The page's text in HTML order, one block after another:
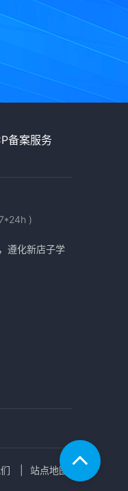
备案服务
)
遵化新店子学
站点地图